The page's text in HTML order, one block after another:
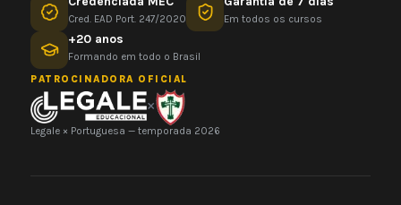
Cred. EAD Port. 247/2020 Em todos os cursos
+20 anos
Formando em todo o Brasil
PATROCINADORA OFICIAL
×
Legale × Portuguesa — temporada 2026